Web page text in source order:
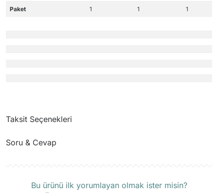
Paket 1 1 1
Taksit Seçenekleri
Soru & Cevap
Bu ürünü ilk yorumlayan olmak ister misin?